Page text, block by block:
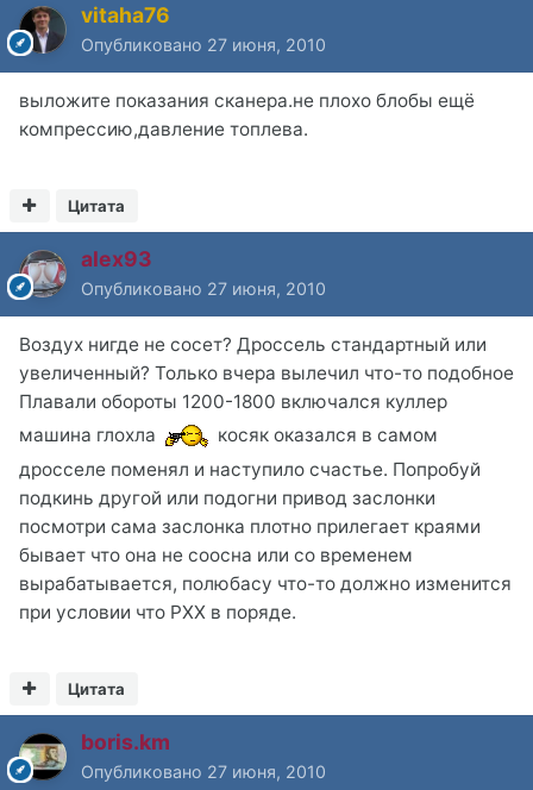
vitaha76
Опубликовано 27 июня, 2010
выложите показания сканера.не плохо блобы ещё
компрессию,давление топлева.
Цитата
alex93
Опубликовано 27 июня, 2010
Воздух нигде не сосет? Дроссель стандартный или
увеличенный? Только вчера вылечил что-то подобное
Плавали обороты 1200-1800 включался куллер
машина глохла
косяк оказался в самом
дросселе поменял и наступило счастье. Попробуй
подкинь другой или подогни привод заслонки
посмотри сама заслонка плотно прилегает краями
бывает что она не соосна или со временем
вырабатывается, полюбасу что-то должно изменится
при условии что РХХ в поряде.
Цитата
boris.km
Опубликовано 27 июня, 2010